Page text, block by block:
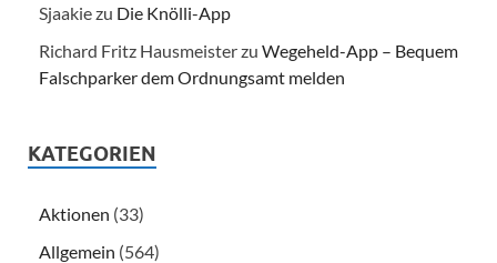
Sjaakiezu Die Knölli-App
Richard Fritz Hausmeisterzu Wegeheld-App – Bequem
Falschparker dem Ordnungsamt melden
KATEGORIEN
Aktionen (33)
Allgemein (564)